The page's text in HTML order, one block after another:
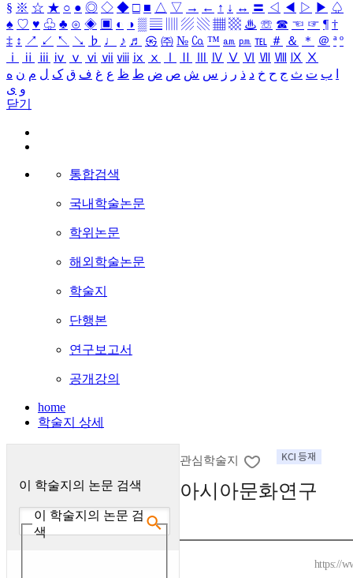
§ ※ ☆ ★ ○ ● ◎ ◇ ◆ □ ■ △ ▽ → ← ↑ ↓ ↔ 〓 ◁ ◀ ▷ ▶ ♤
♠ ♡ ♥ ♧ ♣ ⊙ ◈ ▣ ◐ ◑ ▒ ▤ ▨ ▧ ▦ ▩ ♨ ☏ ☎ ☜ ☞ ¶ †
‡ ↕ ↗ ↙ ↖ ↘ ♭ ♩ ♪ ♬ ㉿ ㈜ № ㏇ ™ ㏂ ㏘ ℡ ＃ ＆ ＊ ＠ ª º
ⅰ
ⅱ ⅲ ⅳ ⅴ ⅵ ⅶ ⅷ ⅸ ⅹ Ⅳ Ⅴ Ⅵ Ⅶ Ⅷ Ⅸ Ⅹ
ب ت ث ج ح خ د ذ ر ز س ش ص ض ط ظ ع غ ف ق ک ل م ن ه
و ی
닫기
통합검색
국내학술논문
학위논문
해외학술논문
학술지
단행본
연구보고서
공개강의
home
학술지 상세
이 학술지의 논문 검색
이 학술지의 논문 검
색
관심학술지
아시아문화연구
https://